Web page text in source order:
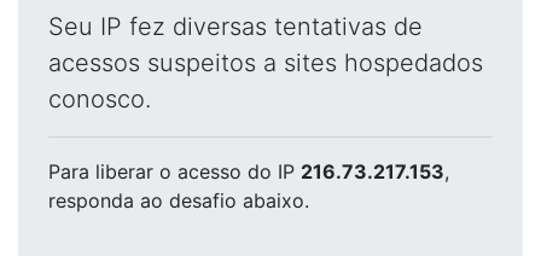
Seu IP fez diversas tentativas de
acessos suspeitos a sites hospedados
conosco.
Para liberar o acesso do IP 216.73.217.153,
responda ao desafio abaixo.